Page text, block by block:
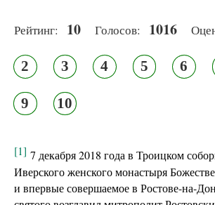
Рейтинг: 10 Голосов: 1016
2 3 4 5 6
9 10
[1] 7 декабря 2018 года в Троицком
Иверского женского монастыря
и впервые совершаемое в Ростове-на-